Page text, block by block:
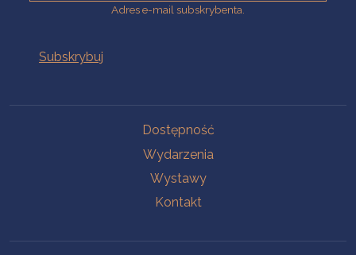
Adres e-mail subskrybenta.
Dostępność
Wydarzenia
Wystawy
Kontakt